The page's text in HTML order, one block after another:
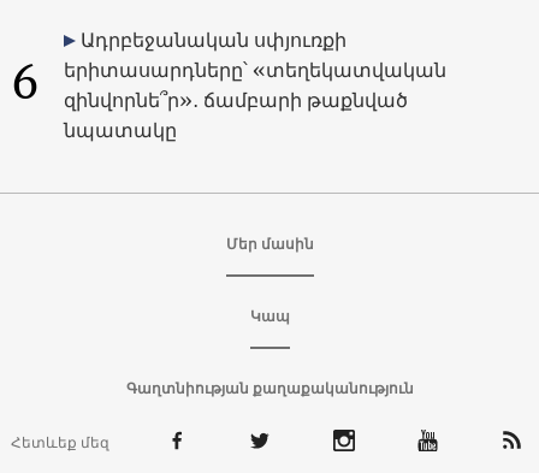
6
Ադրբեջանական սփյուռքի
երիտասարդները՝ «տեղեկատվական
զինվորնե՞ր»․ ճամբարի թաքնված
նպատակը
Մեր մասին
Կապ
Գաղտնիության քաղաքականություն
Հետևեք մեզ